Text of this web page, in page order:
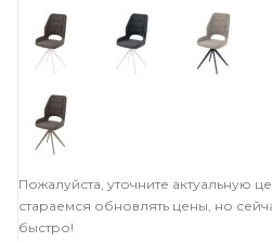
Пожалуйста, уточните актуальную
стараемся обновлять цены, но
быстро!